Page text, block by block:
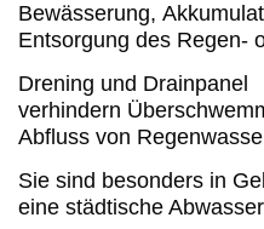
Bewässerung,
Entsorgung des Regen-
Drening und Drainpanel
verhindern
Abfluss von
Sie sind besonders in
eine städtische